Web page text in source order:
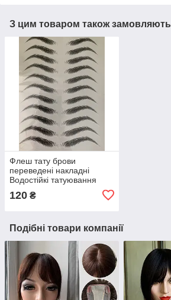
З цим товаром також замовляють
Флеш тату брови
переведені накладні
Водостійкі татуювання
120 ₴
Подібні товари компанії